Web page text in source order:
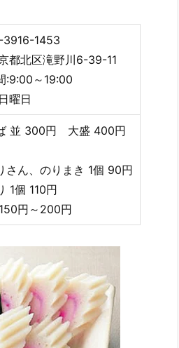
3916-1453
都北区滝野川6-39-11
:9:00～19:00
曜日
並 300円 大盛 400円
さん、のりまき 1個 90円
1個 110円
円～200円